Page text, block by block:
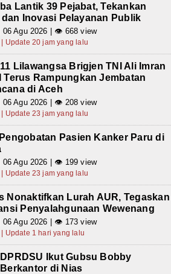
Lantik 39 Pejabat, Tekankan
dan Inovasi Pelayanan Publik
06 Agu 2026 | 👁 668 view
Update 20 jam yang lalu
Lilawangsa Brigjen TNI Ali Imran
Terus Rampungkan Jembatan
di Aceh
06 Agu 2026 | 👁 208 view
Update 23 jam yang lalu
Pasien Kanker Paru di
06 Agu 2026 | 👁 199 view
Update 23 jam yang lalu
Nonaktifkan Lurah AUR, Tegaskan
Penyalahgunaan Wewenang
06 Agu 2026 | 👁 173 view
Update 1 hari yang lalu
Ikut Gubsu Bobby
di Nias